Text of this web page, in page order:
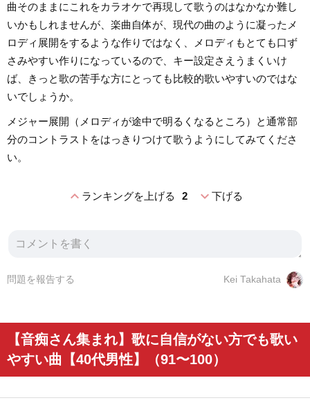
曲そのままにこれをカラオケで再現して歌うのはなかなか難し
いかもしれませんが、楽曲自体が、現代の曲のように凝ったメ
ロディ展開をするような作りではなく、メロディもとても口ず
さみやすい作りになっているので、キー設定さえうまくいけ
ば、きっと歌の苦手な方にとっても比較的歌いやすいのではな
いでしょうか。
メジャー展開（メロディが途中で明るくなるところ）と通常部
分のコントラストをはっきりつけて歌うようにしてみてくださ
い。
expand_lessランキングを上げる 2 expand_more下げる
Kei Takahata
問題を報告する
【音痴さん集まれ】歌に自信がない方でも歌い
やすい曲【40代男性】（91〜100）